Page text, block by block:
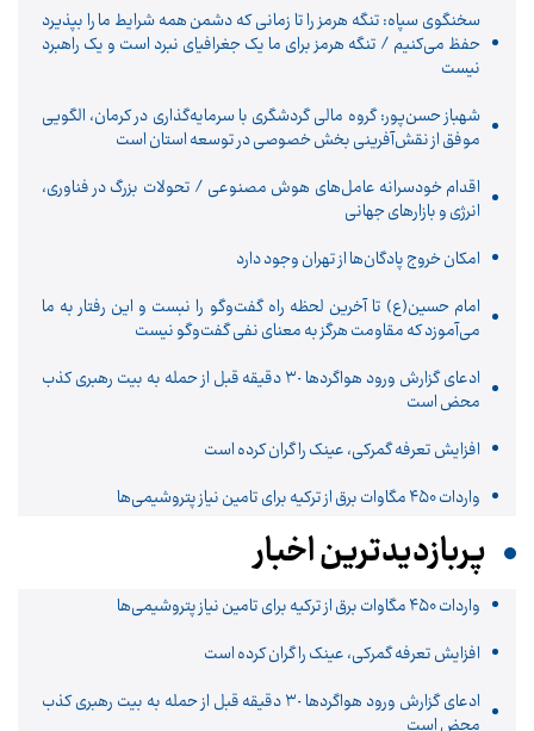
سخنگوی سپاه: تنگه هرمز را تا زمانی که دشمن همه‌ شرایط ما را بپذیرد
حفظ می‌کنیم / تنگه هرمز برای ما یک جغرافیای نبرد است و یک راهبرد
نیست
شهباز حسن‌پور: گروه مالی گردشگری با سرمایه‌گذاری در کرمان، الگویی
موفق از نقش‌آفرینی بخش خصوصی در توسعه استان است
اقدام خودسرانه عامل‌های هوش مصنوعی / تحولات بزرگ در فناوری،
انرژی و بازارهای جهانی
امکان خروج پادگان‌ها از تهران وجود دارد
امام حسین(ع) تا آخرین لحظه راه گفت‌وگو را نبست و این رفتار به ما
می‌آموزد که مقاومت هرگز به معنای نفی گفت‌وگو نیست
ادعای گزارش ورود هواگردها ٣٠ دقیقه قبل از حمله به بیت رهبری کذب
محض است
افزایش تعرفه گمرکی، عینک را گران کرده است
واردات ۴۵۰ مگاوات برق از ترکیه برای تامین نیاز پتروشیمی‌ها
پربازدیدترین اخبار
واردات ۴۵۰ مگاوات برق از ترکیه برای تامین نیاز پتروشیمی‌ها
افزایش تعرفه گمرکی، عینک را گران کرده است
ادعای گزارش ورود هواگردها ٣٠ دقیقه قبل از حمله به بیت رهبری کذب
محض است